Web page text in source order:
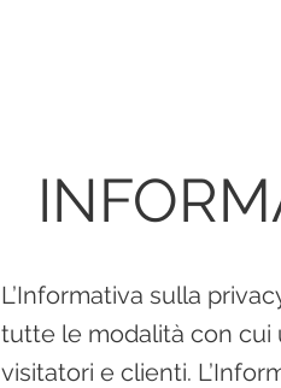
L’Informativa sulla
tutte le modalità con cui
visitatori e clienti.